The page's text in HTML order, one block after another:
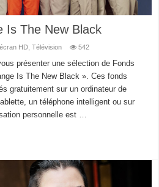
Is The New Black
HD ,Télévision 542
présenter une sélection de Fonds
Is The New Black ». Ces fonds
gratuitement sur un ordinateur de
un téléphone intelligent ou sur
personnelle est …